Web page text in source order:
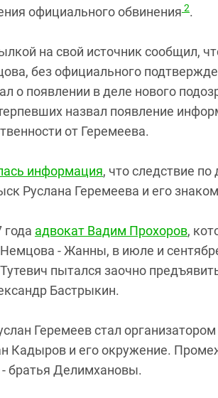
официального обвинения 2.
на свой источник сообщил,
без официального
о появлении в деле нового
назвал появление
от Геремеева.
информация, что следствие по
Руслана Геремеева и его
адвокат Вадим Прохоров,
- Жанны, в июле и
пытался заочно
Бастрыкин.
Геремеев стал
Кадыров и его окружение.
братья Делимхановы.